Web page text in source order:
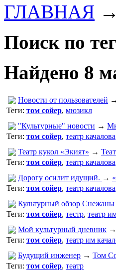
ГЛАВНАЯ →
Поиск по
Найдено 8
Новости от пользователей →
Теги: том сойер, мюзикл
"Культурные" новости →
Теги: том сойер, театр качалова
Театр кукол «Экият» →
Теги: том сойер, театр качалова
Дорогу осилит идущий. →
Теги: том сойер, театр качалова
Культурный обзор Снежаны
Теги: том сойер, тестр, театр
Мой культурный дневник →
Теги: том сойер, театр им
Будущий инженер → Том
Теги: том сойер, театр